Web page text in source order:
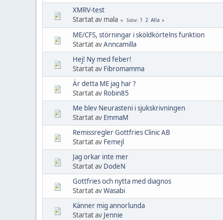
XMRV-test
Startat av mala
Sidor 1 2 Alla
ME/CFS, störningar i sköldkörtelns funktion
Startat avAnncamilla
Hej! Ny med feber!
Startat av Fibromamma
Är detta ME jag har ?
Startat av Robin85
Me blev Neurasteni i sjukskrivningen
Startat av EmmaM
Remissregler Gottfries Clinic AB
Startat av Femejl
Jag orkar inte mer
Startat av DodeN
Gottfries och nytta med diagnos
Startat avWasabi
Känner mig annorlunda
Startat av Jennie